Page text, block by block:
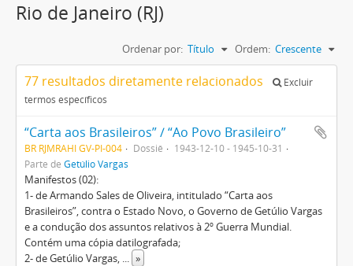
Rio de Janeiro (RJ)
Ordenar por: Título Ordem: Crescente
77 resultados diretamente relacionados
Excluir
termos específicos
“Carta aos Brasileiros” / “Ao Povo Brasileiro”
BR RJMRAHI GV-PI-004 Dossiê
1943-12-10 - 1945-10-31
Parte de Getúlio Vargas
Manifestos (02):
1- de Armando Sales de Oliveira, intitulado “Carta aos
Brasileiros”, contra o Estado Novo, o Governo de Getúlio Vargas
e a condução dos assuntos relativos à 2º Guerra Mundial.
Contém uma cópia datilografada;
2- de Getúlio Vargas, ... »